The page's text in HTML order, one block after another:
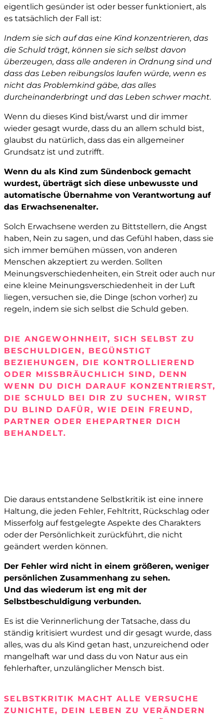
eigentlich gesünder ist oder besser funktioniert, als
es tatsächlich der Fall ist:
Indem sie sich auf das eine Kind konzentrieren, das
die Schuld trägt, können sie sich selbst davon
überzeugen, dass alle anderen in Ordnung sind und
dass das Leben reibungslos laufen würde, wenn es
nicht das Problemkind gäbe, das alles
durcheinanderbringt und das Leben schwer macht.
Wenn du dieses Kind bist/warst und dir immer
wieder gesagt wurde, dass du an allem schuld bist,
glaubst du natürlich, dass das ein allgemeiner
Grundsatz ist und zutrifft.
Wenn du als Kind zum Sündenbock gemacht
wurdest, überträgt sich diese unbewusste und
automatische Übernahme von Verantwortung auf
das Erwachsenenalter.
Solch Erwachsene werden zu Bittstellern, die Angst
haben, Nein zu sagen, und das Gefühl haben, dass sie
sich immer bemühen müssen, von anderen
Menschen akzeptiert zu werden. Sollten
Meinungsverschiedenheiten, ein Streit oder auch nur
eine kleine Meinungsverschiedenheit in der Luft
liegen, versuchen sie, die Dinge (schon vorher) zu
regeln, indem sie sich selbst die Schuld geben.
DIE ANGEWOHNHEIT, SICH SELBST ZU
BESCHULDIGEN, BEGÜNSTIGT
BEZIEHUNGEN, DIE KONTROLLIEREND
ODER MISSBRÄUCHLICH SIND, DENN
WENN DU DICH DARAUF KONZENTRIERST,
DIE SCHULD BEI DIR ZU SUCHEN, WIRST
DU BLIND DAFÜR, WIE DEIN FREUND,
PARTNER ODER EHEPARTNER DICH
BEHANDELT.
Die daraus entstandene Selbstkritik ist eine innere
Haltung, die jeden Fehler, Fehltritt, Rückschlag oder
Misserfolg auf festgelegte Aspekte des Charakters
oder der Persönlichkeit zurückführt, die nicht
geändert werden können.
Der Fehler wird nicht in einem größeren, weniger
persönlichen Zusammenhang zu sehen.
Und das wiederum ist eng mit der
Selbstbeschuldigung verbunden.
Es ist die Verinnerlichung der Tatsache, dass du
ständig kritisiert wurdest und dir gesagt wurde, dass
alles, was du als Kind getan hast, unzureichend oder
mangelhaft war und dass du von Natur aus ein
fehlerhafter, unzulänglicher Mensch bist.
SELBSTKRITIK MACHT ALLE VERSUCHE
ZUNICHTE, DEIN LEBEN ZU VERÄNDERN